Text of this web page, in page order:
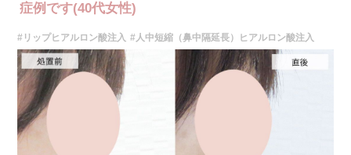
症例です(40代女性)
#リップヒアルロン酸注入 #人中短縮（鼻中隔延長）ヒアルロン酸注入